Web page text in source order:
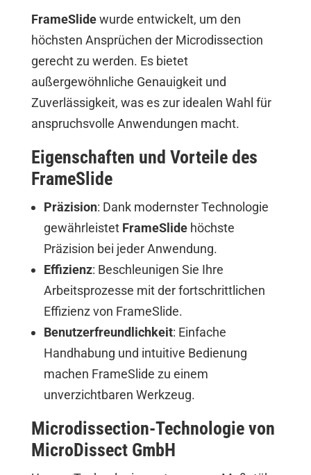
FrameSlidewurde entwickelt, um den
höchsten Ansprüchen der Microdissection
gerecht zu werden. Es bietet
außergewöhnliche Genauigkeit und
Zuverlässigkeit, was es zur idealen Wahl für
anspruchsvolle Anwendungen macht.
Eigenschaften und Vorteile des
FrameSlide
Präzision: Dank modernster Technologie
gewährleistet FrameSlidehöchste
Präzision bei jeder Anwendung.
Effizienz: Beschleunigen Sie Ihre
Arbeitsprozesse mit der fortschrittlichen
Effizienz von FrameSlide.
Benutzerfreundlichkeit: Einfache
Handhabung und intuitive Bedienung
machen FrameSlide zu einem
unverzichtbaren Werkzeug.
Microdissection-Technologie von
MicroDissect GmbH